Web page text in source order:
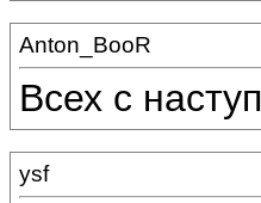
Anton_BooR
Всех с
ysf